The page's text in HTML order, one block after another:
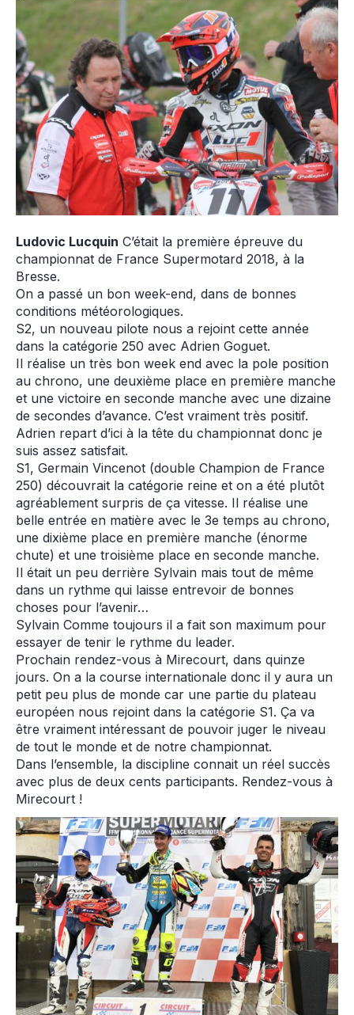
Ludovic Lucquin C’était la première épreuve du
championnat de France Supermotard 2018, à la
Bresse.
On a passé un bon week-end, dans de bonnes
conditions météorologiques.
S2, un nouveau pilote nous a rejoint cette année
dans la catégorie 250 avec Adrien Goguet.
Il réalise un très bon week end avec la pole position
au chrono, une deuxième place en première manche
et une victoire en seconde manche avec une dizaine
de secondes d’avance. C’est vraiment très positif.
Adrien repart d’ici à la tête du championnat donc je
suis assez satisfait.
S1, Germain Vincenot (double Champion de France
250) découvrait la catégorie reine et on a été plutôt
agréablement surpris de ça vitesse. Il réalise une
belle entrée en matière avec le 3e temps au chrono,
une dixième place en première manche (énorme
chute) et une troisième place en seconde manche.
Il était un peu derrière Sylvain mais tout de même
dans un rythme qui laisse entrevoir de bonnes
choses pour l’avenir…
Sylvain Comme toujours il a fait son maximum pour
essayer de tenir le rythme du leader.
Prochain rendez-vous à Mirecourt, dans quinze
jours. On a la course internationale donc il y aura un
petit peu plus de monde car une partie du plateau
européen nous rejoint dans la catégorie S1. Ça va
être vraiment intéressant de pouvoir juger le niveau
de tout le monde et de notre championnat.
Dans l’ensemble, la discipline connait un réel succès
avec plus de deux cents participants. Rendez-vous à
Mirecourt !